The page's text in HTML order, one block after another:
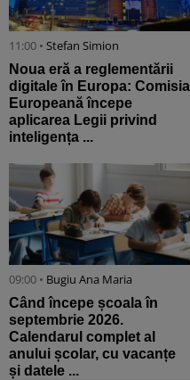
11:00 • Stefan Simion
Noua eră a reglementării
digitale în Europa: Comisia
Europeană începe
aplicarea Legii privind
inteligența ...
09:00 • Bugiu ⁠Ana Maria
Când începe școala în
septembrie 2026.
Calendarul complet al
anului școlar, cu vacanțe
și datele ...